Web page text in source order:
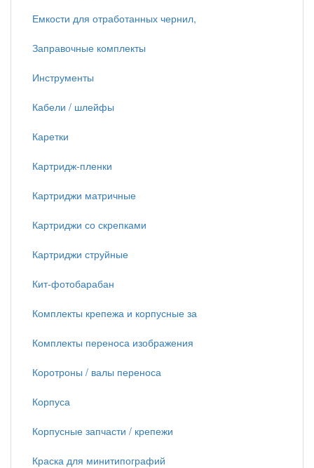
Емкости для отработанных чернил,
Заправочные комплекты
Инструменты
Кабели / шлейфы
Каретки
Картридж-пленки
Картриджи матричные
Картриджи со скрепками
Картриджи струйные
Кит-фотобарабан
Комплекты крепежа и корпусные за
Комплекты переноса изображения
Коротроны / валы переноса
Корпуса
Корпусные запчасти / крепежи
Краска для минитипографий